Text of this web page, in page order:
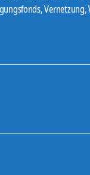
,Vernetzung,